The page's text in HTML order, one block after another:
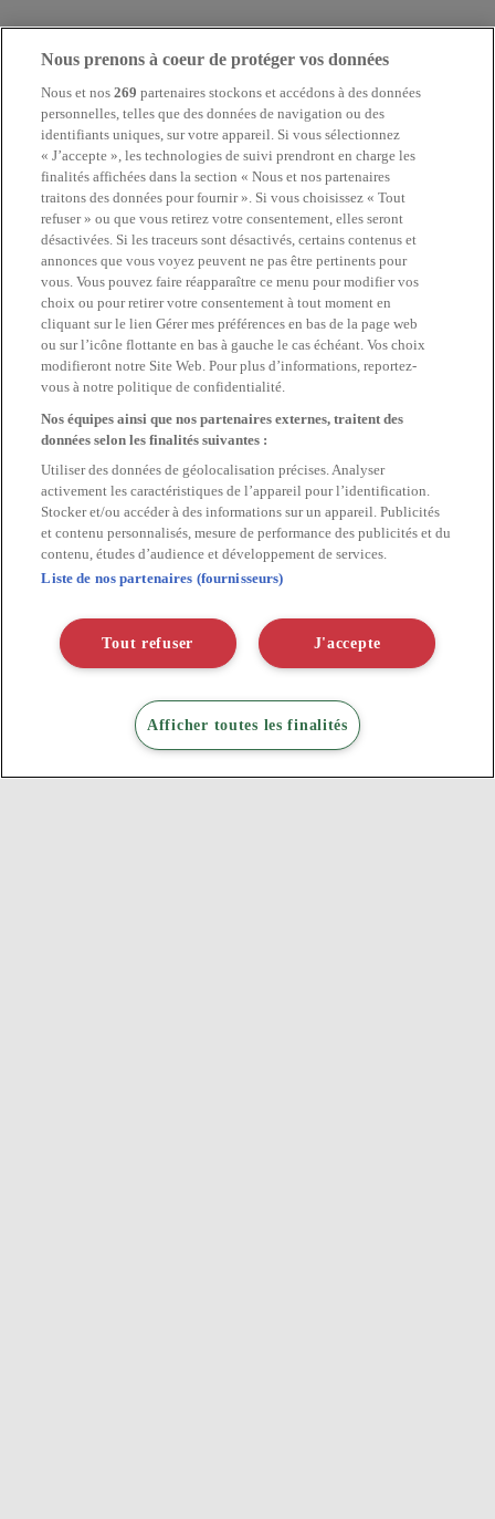
Nous prenons à coeur de protéger vos données
Nous et nos269 partenaires stockons et accédons à des données
personnelles, telles que des données de navigation ou des
identifiants uniques, sur votre appareil. Si vous sélectionnez
« J’accepte », les technologies de suivi prendront en charge les
finalités affichées dans la section « Nous et nos partenaires
traitons des données pour fournir ». Si vous choisissez « Tout
refuser » ou que vous retirez votre consentement, elles seront
désactivées. Si les traceurs sont désactivés, certains contenus et
annonces que vous voyez peuvent ne pas être pertinents pour
vous. Vous pouvez faire réapparaître ce menu pour modifier vos
choix ou pour retirer votre consentement à tout moment en
cliquant sur le lien Gérer mes préférences en bas de la page web
ou sur l’icône flottante en bas à gauche le cas échéant. Vos choix
modifieront notre Site Web. Pour plus d’informations, reportez-
vous à notre politique de confidentialité.
Nos équipes ainsi que nos partenaires externes, traitent des
données selon les finalités suivantes :
Utiliser des données de géolocalisation précises. Analyser
activement les caractéristiques de l’appareil pour l’identification.
Stocker et/ou accéder à des informations sur un appareil. Publicités
et contenu personnalisés, mesure de performance des publicités et du
contenu, études d’audience et développement de services.
Liste de nos partenaires (fournisseurs)
J'accepte
Tout refuser
Afficher toutes les finalités